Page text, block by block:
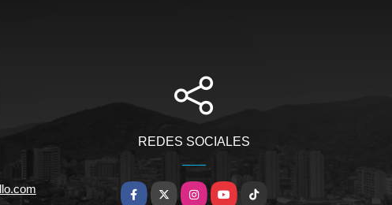
REDES SOCIALES
Facebook
X InstagramYouTubeTikTok